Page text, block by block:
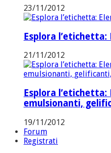
23/11/2012
Esplora l’etichetta:
21/11/2012
Esplora l’etichetta:
emulsionanti,
19/11/2012
Forum
Registrati